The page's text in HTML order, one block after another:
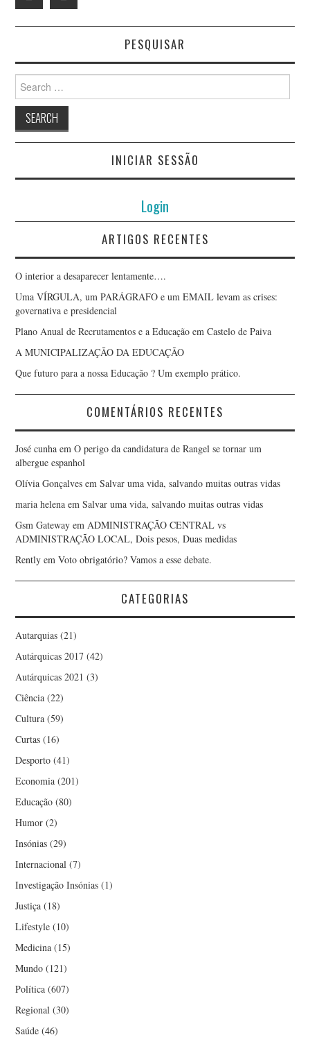
PESQUISAR
for:
INICIAR SESSÃO
Login
ARTIGOS RECENTES
O interior a desaparecer lentamente….
Uma VÍRGULA, um PARÁGRAFO e um EMAIL levam as crises:
governativa e presidencial
Plano Anual de Recrutamentos e a Educação em Castelo de Paiva
A MUNICIPALIZAÇÃO DA EDUCAÇÃO
Que futuro para a nossa Educação ? Um exemplo prático.
COMENTÁRIOS RECENTES
José cunha emO perigo da candidatura de Rangel se tornar um
albergue espanhol
Olívia Gonçalves emSalvar uma vida, salvando muitas outras vidas
maria helena emSalvar uma vida, salvando muitas outras vidas
Gsm Gateway emADMINISTRAÇÃO CENTRAL vs
ADMINISTRAÇÃO LOCAL, Dois pesos, Duas medidas
Rently emVoto obrigatório? Vamos a esse debate.
CATEGORIAS
Autarquias (21)
Autárquicas 2017 (42)
Autárquicas 2021 (3)
Ciência (22)
Cultura (59)
Curtas (16)
Desporto (41)
Economia (201)
Educação (80)
Humor (2)
Insónias (29)
Internacional (7)
Investigação Insónias (1)
Justiça (18)
Lifestyle (10)
Medicina (15)
Mundo (121)
Política (607)
Regional (30)
Saúde (46)